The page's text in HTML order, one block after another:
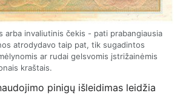
arba invaliutinis čekis - pati prabangiausia
atrodydavo taip pat, tik sugadintos
ar rudai gelsvomis įstrižainėmis
kraštais.
pinigų išleidimas leidžia